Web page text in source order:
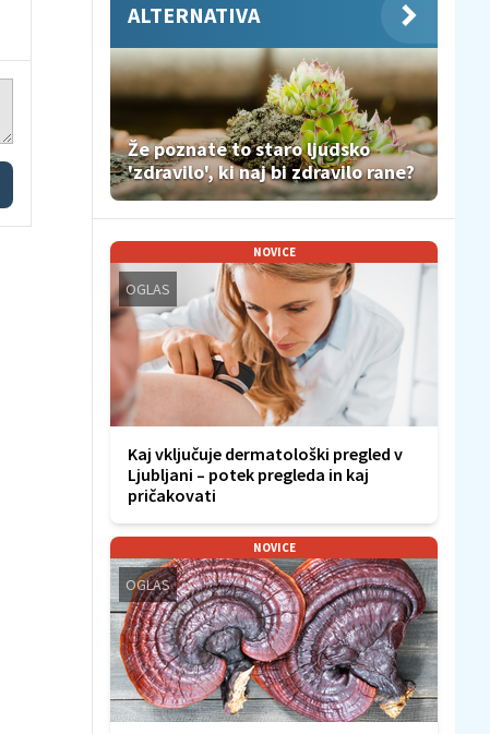
ALTERNATIVA
Že poznate to staro ljudsko
'zdravilo', ki naj bi zdravilo rane?
NOVICE
OGLAS
Kaj vključuje dermatološki pregled v
Ljubljani – potek pregleda in kaj
pričakovati
NOVICE
OGLAS